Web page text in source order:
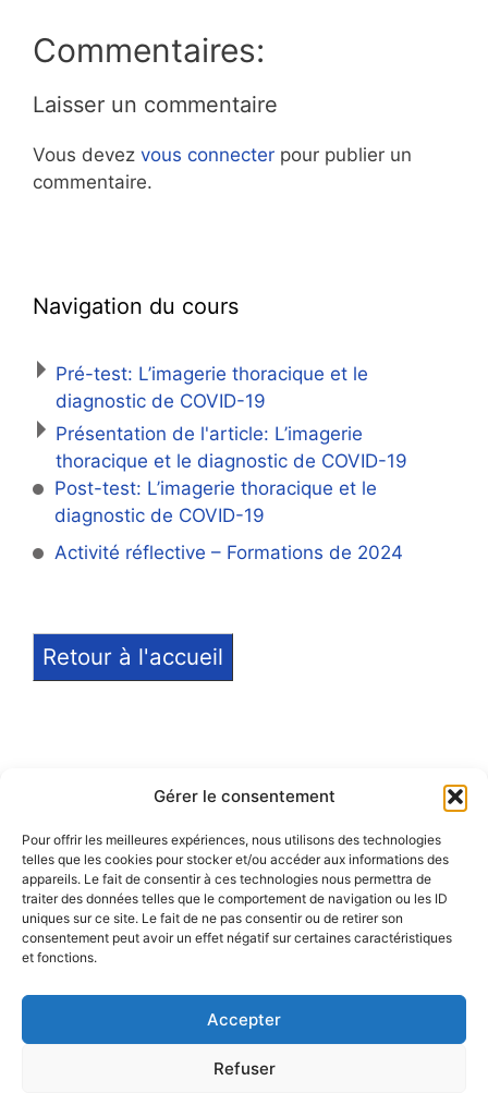
Gérer le consentement
Pour offrir les meilleures expériences, nous utilisons des technologies
telles que les cookies pour stocker et/ou accéder aux informations des
appareils. Le fait de consentir à ces technologies nous permettra de
traiter des données telles que le comportement de navigation ou les ID
uniques sur ce site. Le fait de ne pas consentir ou de retirer son
consentement peut avoir un effet négatif sur certaines caractéristiques
et fonctions.
Accepter
Refuser
Commentaires:
Laisser un commentaire
Vous devez vous connecter pour publier un
commentaire.
Navigation du cours
Pré-test: L’imagerie thoracique et le
diagnostic de COVID-19
Présentation de l'article: L’imagerie
thoracique et le diagnostic de COVID-19
Post-test: L’imagerie thoracique et le
diagnostic de COVID-19
Activité réflective – Formations de 2024
Retour à l'accueil
Notice légale
Politique de confidentialité
Politique de remboursement